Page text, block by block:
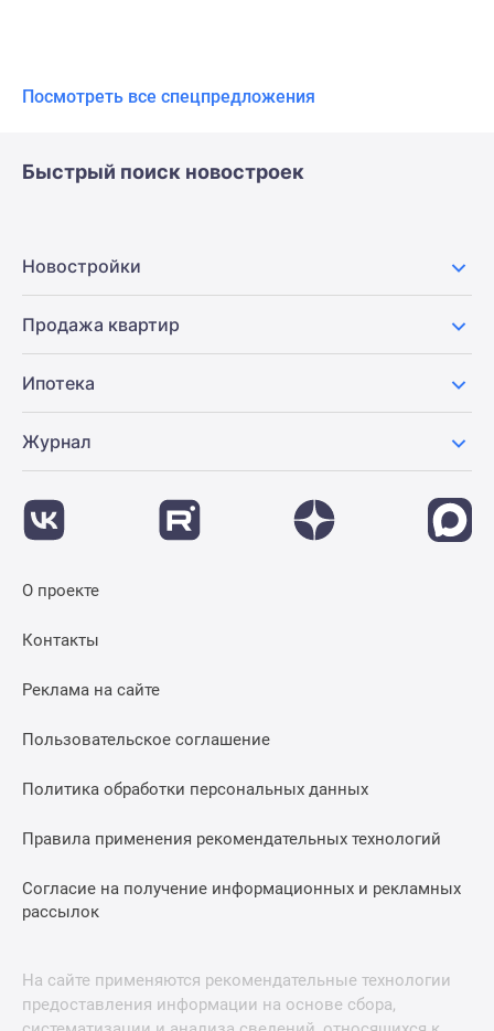
Посмотреть все спецпредложения
Быстрый поиск новостроек
Новостройки
Продажа квартир
Ипотека
Журнал
О проекте
Контакты
Реклама на сайте
Пользовательское соглашение
Политика обработки персональных данных
Правила применения рекомендательных технологий
Согласие на получение информационных и рекламных
рассылок
На сайте применяются рекомендательные технологии
предоставления информации на основе сбора,